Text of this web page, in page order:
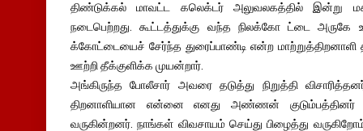
திண்டுக்கல் மாவட்ட கலெக்டர் அலுவலகத்தில் இன்று
நடைபெற்றது. கூட்டத்துக்கு வந்த நிலக்கோ ட்டை அருகே
க்கோட்டையைச் சேர்ந்த துரைப்பாண்டி என்ற
ஊற்றி தீக்குளிக்க முயன்றார்.
அங்கிருந்த போலீசார் அவரை தடுத்து நிறுத்தி
திறனாளியான என்னை எனது அண்ணன் குடும்பத்தினர்
வருகின்றனர். நாங்கள் விவசாயம் செய்து பிழைத்து